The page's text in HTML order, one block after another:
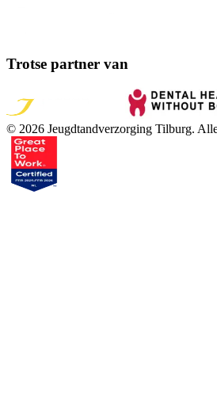
Trotse partner van
© 2026 Jeugdtandverzorging Tilburg.